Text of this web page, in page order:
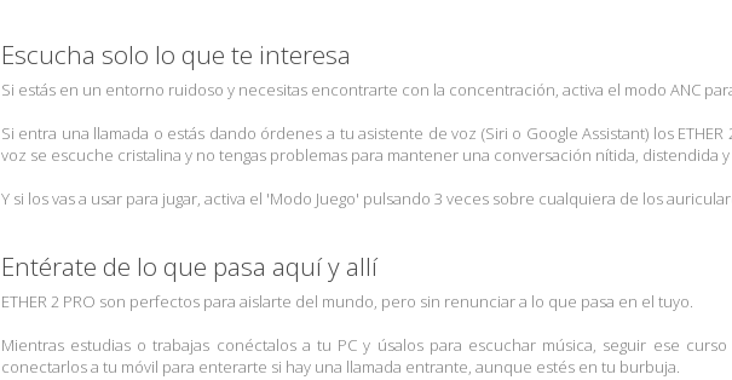
Escucha solo lo que te interesa
Si estás en un entorno ruidoso y necesitas encontrarte con la concentración, activa el modo ANC
Si entra una llamada o estás dando órdenes a tu asistente de voz (Siri o Google Assistant) los
voz se escuche cristalina y no tengas problemas para mantener una conversación nítida, distendida
Y si los vas a usar para jugar, activa el 'Modo Juego' pulsando 3 veces sobre cualquiera de los
Entérate de lo que pasa aquí y allí
ETHER 2 PRO son perfectos para aislarte del mundo, pero sin renunciar a lo que pasa en el tuyo.
Mientras estudias o trabajas conéctalos a tu PC y úsalos para escuchar música, seguir ese
conectarlos a tu móvil para enterarte si hay una llamada entrante, aunque estés en tu burbuja.